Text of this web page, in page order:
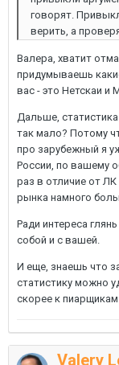
говорят.
верить, а
Валера, хватит
придумываешь
вас - это Нетскаи и
Дальше,
так мало? Потому
про зарубежный я
России, по вашему
раз в отличие от
рынка намного
Ради интереса
собой и с вашей.
И еще, знаешь что
статистику можно
скорее к
Valery